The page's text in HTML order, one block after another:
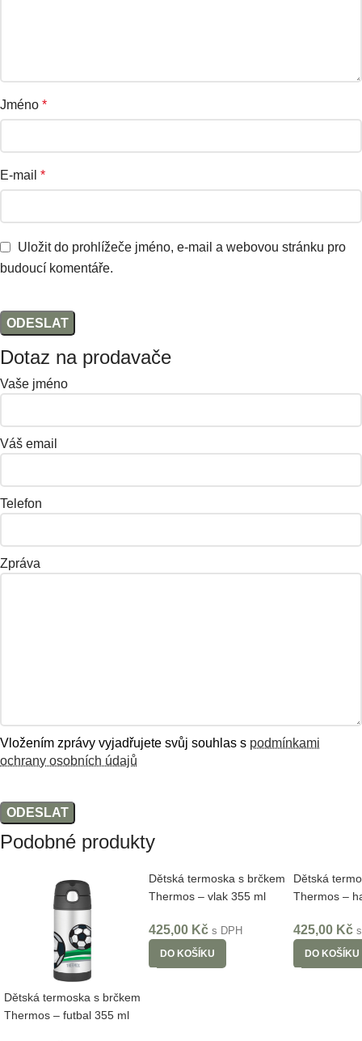
Jméno *
E-mail *
Uložit do prohlížeče jméno, e-mail a webovou stránku pro
budoucí komentáře.
Dotaz na prodavače
Vaše jméno
Váš email
Telefon
Zpráva
Vložením zprávy vyjadřujete svůj souhlas s podmínkami
ochrany osobních údajů
Podobné produkty
Dětská termoska s brčkem
Thermos – futbal 355 ml
Dětská termoska s brčkem
Thermos – vlak 355 ml
425,00 Kč s DPH
DO KOŠÍKU
Dětská
Thermos –
425,00 Kč
DO KOŠÍKU